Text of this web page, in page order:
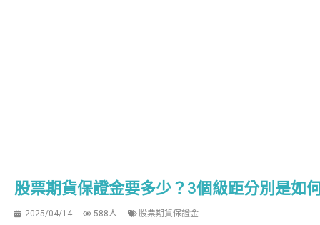
股票期貨保證金要多少？3個級距分別是如
2025/04/14 588人 股票期貨保證金